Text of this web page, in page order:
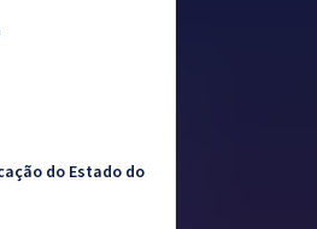
do Estado do